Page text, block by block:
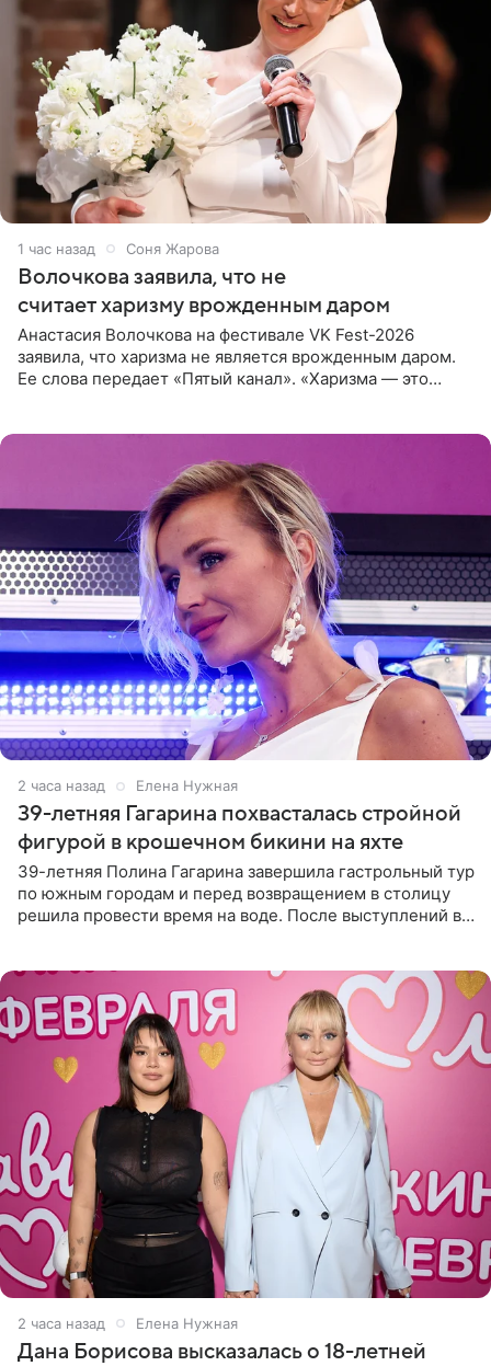
1 час назад Соня Жарова
Волочкова заявила, что не
считает харизму врожденным даром
Анастасия Волочкова на фестивале VK Fest-2026
заявила, что харизма не является врожденным даром.
Ее слова передает «Пятый канал». «Харизма — это
2 часа назад Елена Нужная
39-летняя Гагарина похвасталась стройной
фигурой в крошечном бикини на яхте
39-летняя Полина Гагарина завершила гастрольный тур
по южным городам и перед возвращением в столицу
решила провести время на воде. После выступлений в
2 часа назад Елена Нужная
Дана Борисова высказалась о 18-летней